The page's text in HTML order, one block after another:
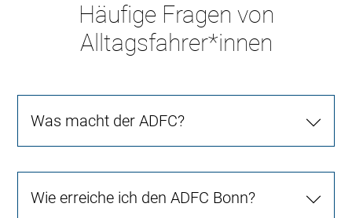
Häufige Fragen von
Alltagsfahrer*innen
Was macht der ADFC?
Wie erreiche ich den ADFC Bonn?